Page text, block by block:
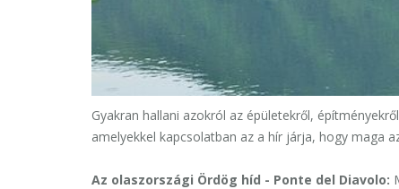
Gyakran hallani azokról az épületekről,
amelyekkel kapcsolatban az a hír járja, hogy maga
Az olaszországi Ördög híd - Ponte del Diavolo: